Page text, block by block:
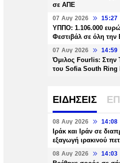
σε ΑΠΕ
07 Αυγ 2026 15:27
ΥΠΠΟ: 1.106.000
Φεστιβάλ σε όλη την
07 Αυγ 2026 14:59
Όμιλος Fourlis: Στην
του Sofia South Ring
ΕΙΔΗΣΕΙΣ
08 Αυγ 2026 14:08
Ιράκ και Ιράν σε
εξαγωγή ιρακινού
08 Αυγ 2026 14:03